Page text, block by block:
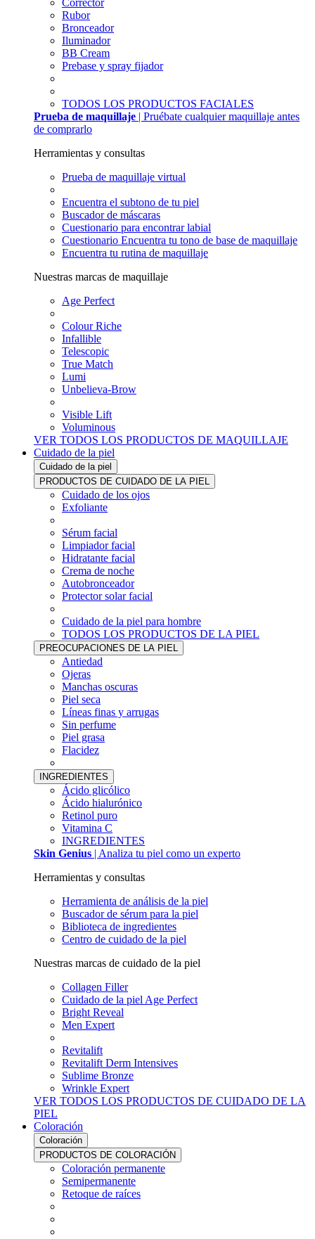
Corrector
Rubor
Bronceador
Iluminador
BB Cream
Prebase y spray fijador
TODOS LOS PRODUCTOS FACIALES
Prueba de maquillaje | Pruébate cualquier maquillaje antes
de comprarlo
Herramientas y consultas
Prueba de maquillaje virtual
Encuentra el subtono de tu piel
Buscador de máscaras
Cuestionario para encontrar labial
Cuestionario Encuentra tu tono de base de maquillaje
Encuentra tu rutina de maquillaje
Nuestras marcas de maquillaje
Age Perfect
Colour Riche
Infallible
Telescopic
True Match
Lumi
Unbelieva-Brow
Visible Lift
Voluminous
VER TODOS LOS PRODUCTOS DE MAQUILLAJE
Cuidado de la piel
Cuidado de la piel
PRODUCTOS DE CUIDADO DE LA PIEL
Cuidado de los ojos
Exfoliante
Sérum facial
Limpiador facial
Hidratante facial
Crema de noche
Autobronceador
Protector solar facial
Cuidado de la piel para hombre
TODOS LOS PRODUCTOS DE LA PIEL
PREOCUPACIONES DE LA PIEL
Antiedad
Ojeras
Manchas oscuras
Piel seca
Líneas finas y arrugas
Sin perfume
Piel grasa
Flacidez
INGREDIENTES
Ácido glicólico
Ácido hialurónico
Retinol puro
Vitamina C
INGREDIENTES
Skin Genius | Analiza tu piel como un experto
Herramientas y consultas
Herramienta de análisis de la piel
Buscador de sérum para la piel
Biblioteca de ingredientes
Centro de cuidado de la piel
Nuestras marcas de cuidado de la piel
Collagen Filler
Cuidado de la piel Age Perfect
Bright Reveal
Men Expert
Revitalift
Revitalift Derm Intensives
Sublime Bronze
Wrinkle Expert
VER TODOS LOS PRODUCTOS DE CUIDADO DE LA
PIEL
Coloración
Coloración
PRODUCTOS DE COLORACIÓN
Coloración permanente
Semipermanente
Retoque de raíces